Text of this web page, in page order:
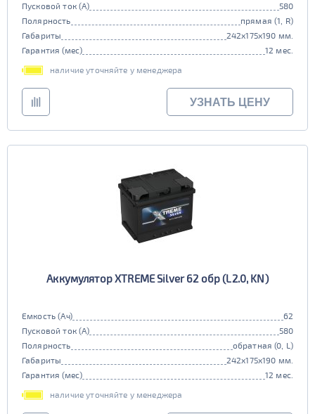
Пусковой ток (А)
580
Полярность
прямая (1, R)
Габариты
242x175x190 мм.
Гарантия (мес)
12 мес.
наличие уточняйте у менеджера
УЗНАТЬ ЦЕНУ
Аккумулятор XTREME Silver 62 обр (L2.0, KN)
Емкость (Ач)
62
Пусковой ток (А)
580
Полярность
обратная (0, L)
Габариты
242x175x190 мм.
Гарантия (мес)
12 мес.
наличие уточняйте у менеджера